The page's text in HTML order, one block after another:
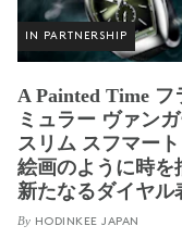
IN PARTNERSHIP
A Painted Time フ
ミュラー ヴァン
スリム スフマー
絵画のように時を
新たなるダイヤル
By HODINKEE JAPAN